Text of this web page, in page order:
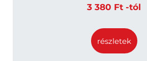
3 380 Ft -tól
részletek